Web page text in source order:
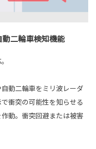
動二輪車検知機能
動二輪車をミリ波レーダ
衝突の可能性を知らせる
動。衝突回避または被害